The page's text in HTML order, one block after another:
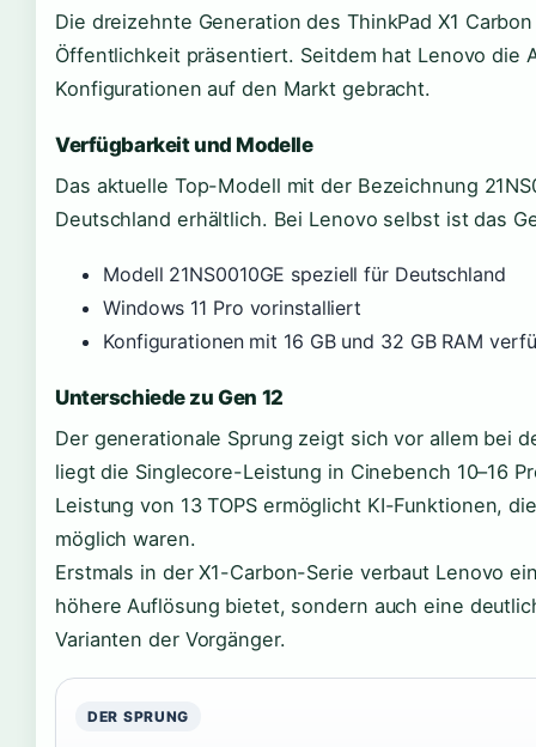
Die dreizehnte Generation des ThinkPad X1
Öffentlichkeit präsentiert. Seitdem hat Lenovo die
Konfigurationen auf den Markt gebracht.
Verfügbarkeit und Modelle
Das aktuelle Top-Modell mit der Bezeichnung
Deutschland erhältlich. Bei Lenovo selbst ist das
Modell 21NS0010GE speziell für Deutschland
Windows 11 Pro vorinstalliert
Konfigurationen mit 16 GB und 32 GB RAM
Unterschiede zu Gen 12
Der generationale Sprung zeigt sich vor allem bei
liegt die Singlecore-Leistung in Cinebench 10–16
Leistung von 13 TOPS ermöglicht KI-Funktionen,
möglich waren.
Erstmals in der X1-Carbon-Serie verbaut Lenovo
höhere Auflösung bietet, sondern auch eine
Varianten der Vorgänger.
DER SPRUNG